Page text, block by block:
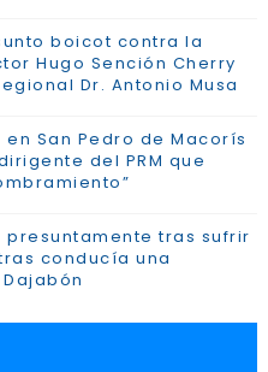
boicot contra la
Hugo Sención Cherry
Dr. Antonio Musa
en San Pedro de Macorís
del PRM que
tras sufrir
conducía una